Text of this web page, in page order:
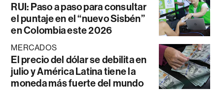
RUI: Paso a paso para consultar
el puntaje en el “nuevo Sisbén”
en Colombia este 2026
MERCADOS
El precio del dólar se debilita en
julio y América Latina tiene la
moneda más fuerte del mundo